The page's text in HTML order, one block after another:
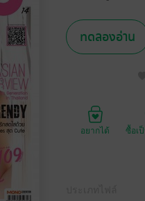
ทดลองอ่าน
อยากได้ ซื้อเ